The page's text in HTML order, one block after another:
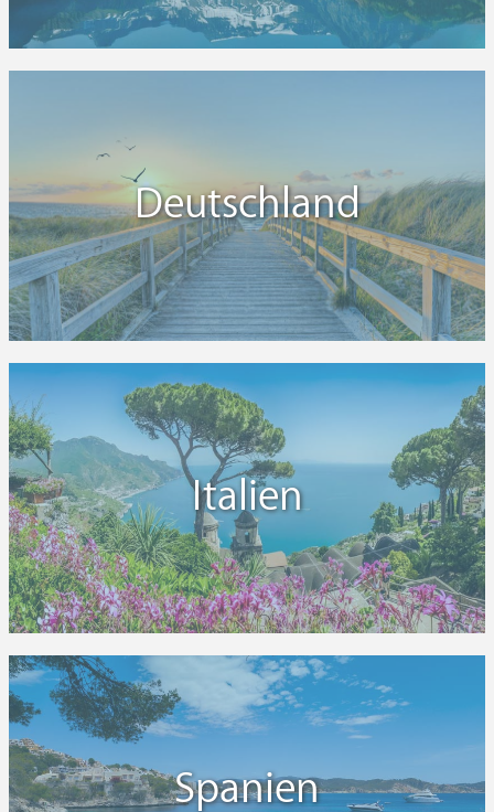
Deutschland
Italien
Spanien